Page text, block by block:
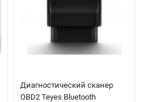
Диагностический сканер
OBD2 Teyes Bluetooth